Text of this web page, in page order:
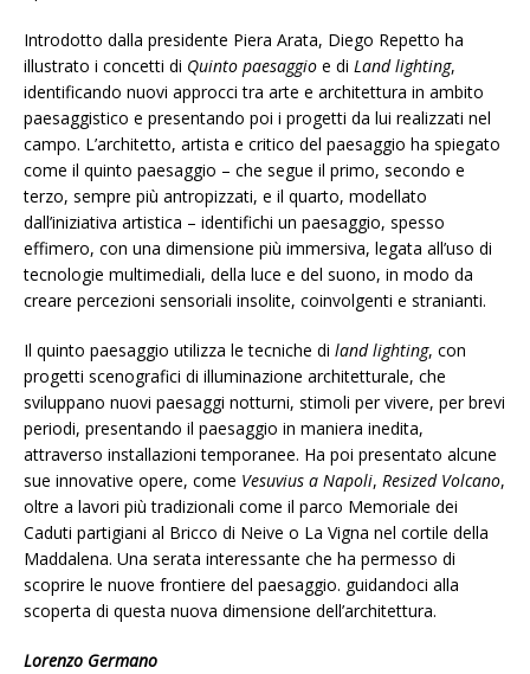
Introdotto dalla presidente Piera Arata, Diego Repetto ha
illustrato i concetti di Quinto paesaggio e di Land lighting,
identificando nuovi approcci tra arte e architettura in ambito
paesaggistico e presentando poi i progetti da lui realizzati nel
campo. L’architetto, artista e critico del paesaggio ha spiegato
come il quinto paesaggio – che segue il primo, secondo e
terzo, sempre più antropizzati, e il quarto, modellato
dall’iniziativa artistica – identifichi un paesaggio, spesso
effimero, con una dimensione più immersiva, legata all’uso di
tecnologie multimediali, della luce e del suono, in modo da
creare percezioni sensoriali insolite, coinvolgenti e stranianti.
Il quinto paesaggio utilizza le tecniche di land lighting, con
progetti scenografici di illuminazione architetturale, che
sviluppano nuovi paesaggi notturni, stimoli per vivere, per brevi
periodi, presentando il paesaggio in maniera inedita,
attraverso installazioni temporanee. Ha poi presentato alcune
sue innovative opere, come Vesuvius a Napoli, Resized Volcano,
oltre a lavori più tradizionali come il parco Memoriale dei
Caduti partigiani al Bricco di Neive o La Vigna nel cortile della
Maddalena. Una serata interessante che ha permesso di
scoprire le nuove frontiere del paesaggio. guidandoci alla
scoperta di questa nuova dimensione dell’architettura.
Lorenzo Germano